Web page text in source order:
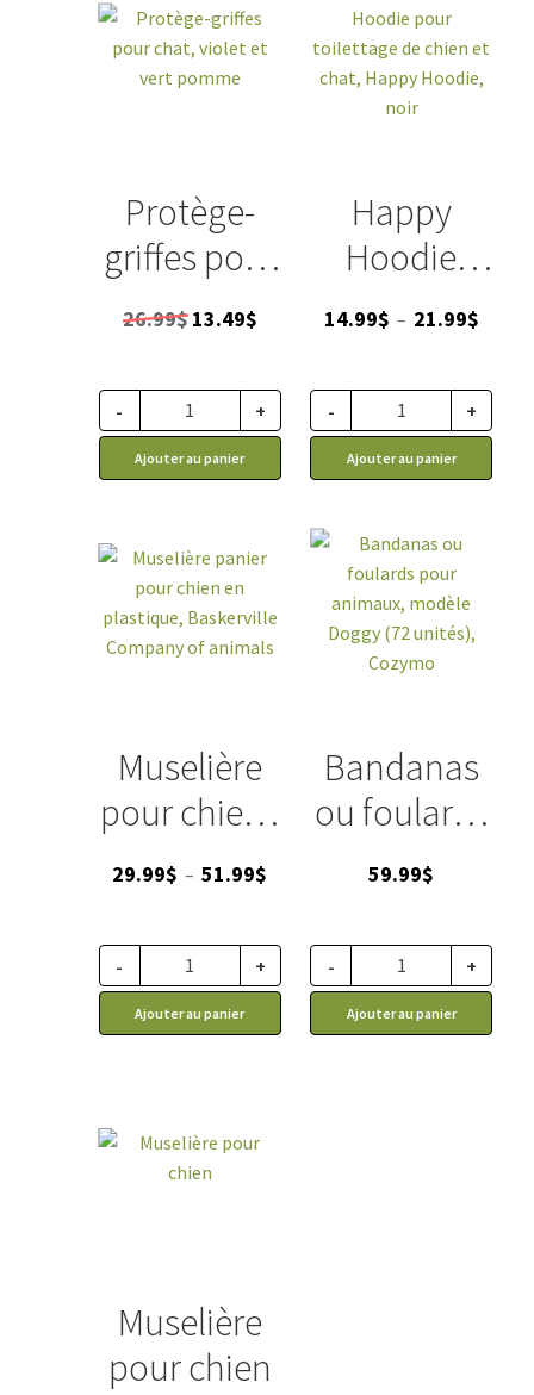
ACCESSOIRE
Protège-
griffes pour
chat, vert et
26.99$ Le
était :
26.99$.
13.49$Le
est :
13.49$.
- +
Ajouter au panier
Happy
Hoodie
pour
col tube
pour chien
et chat,
Happy
Hoodie,
noir
14.99$ – 21.99$Plage
à
- +
Ajouter au panier
Muselière
pour chiens
panier en
Baskerville
Company
of animals
29.99$ – 51.99$
à
- +
Ajouter au panier
Bandanas
ou foulards
pour
modèle
Doggy (72
unités),
59.99$
- +
Ajouter au panier
Muselière
pour chien